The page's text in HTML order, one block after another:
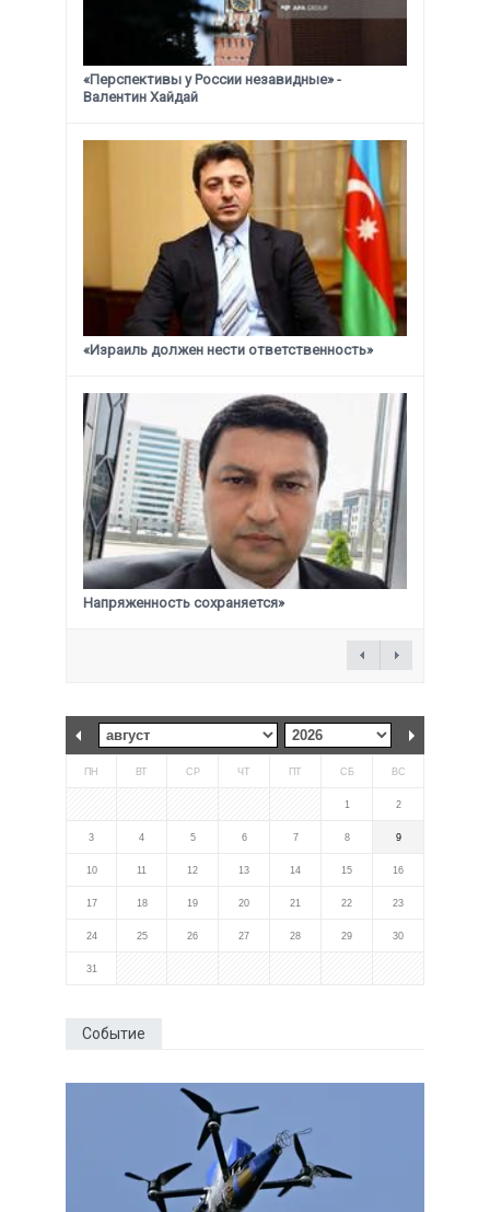
«Перспективы у России незавидные» -
Валентин Хайдай
«Израиль должен нести ответственность»
Напряженность сохраняется»
ПН ВТ СР ЧТ ПТ СБ ВС
1 2
3 4 5 6 7 8 9
10 11 12 13 14 15 16
17 18 19 20 21 22 23
24 25 26 27 28 29 30
31
Событие